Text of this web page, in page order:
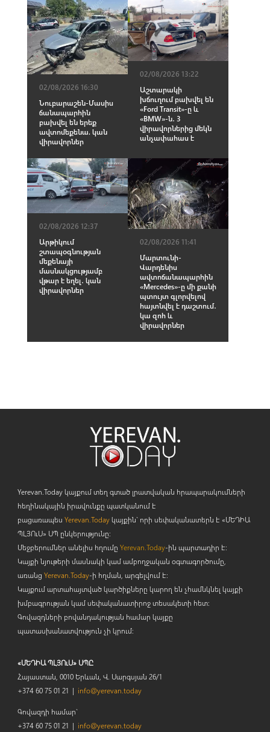
02/08/2026 16:30
Նուբարաշեն-Մասիս
ճանապարհին
բախվել են երեք
ավտոմեքենա. կան
վիրավորներ
02/08/2026 13:22
Աշտարակի
խճուղում բախվել են
«Ford Transit»-ը և
«BMW»-ն․ 3
վիրավորներից մեկն
անչափահաս է
02/08/2026 12:37
Արթիկում
շտապօգնության
մեքենայի
մասնակցությամբ
վթար է եղել․ կան
վիրավորներ
02/08/2026 11:41
Մարտունի-
Վարդենիս
ավտոճանապարհին
«Mercedes»-ը մի քանի
պտույտ գլորվելով
հայտնվել է դաշտում․
կա զnհ և
վիրավnրներ
Yerevan.Today կայքում տեղ գտած լրատվական հրապարակումների
հեղինակային իրավունքը պատկանում է
բացառապես Yerevan.Todayկայքին` որի սեփականատերն է «ՄԵԴԻԱ
ՊԼՅՈւՍ» ՍՊ ընկերությունը։
Մեջբերումներ անելիս հղումը Yerevan.Today-ին պարտադիր է:
Կայքի նյութերի մասնակի կամ ամբողջական օգտագործումը,
առանց Yerevan.Today-ի հղման, արգելվում է:
Կայքում արտահայտված կարծիքները կարող են չհամնկնել կայքի
խմբագրության կամ սեփականատիրոջ տեսակետի հետ:
Գովազդների բովանդակության համար կայքը
պատասխանատվություն չի կրում:
«ՄԵԴԻԱ ՊԼՅՈւՍ» ՍՊԸ
Հայաստան, 0010 Երևան, Վ. Սարգսյան 26/1
+374 60 75 01 21 | info@yerevan.today
Գովազդի համար`
+374 60 75 01 21 | info@yerevan.today